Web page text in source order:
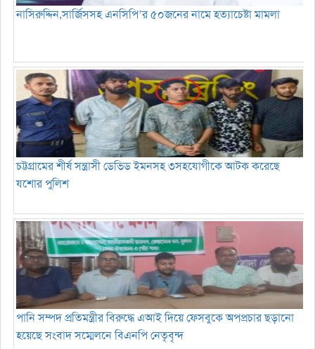
নাসিরুদ্দিন,সার্জিসসহ এনসিপি’র ৫০জনের নামে হত্যাচেষ্টা মামলা
চট্টগ্রামের শীর্ষ সন্ত্রাসী ডেভিড ইমনসহ ৩সহযোগীকে আটক করেছে
যশোর পুলিশ
পানি সম্পদ প্রতিমন্ত্রীর বিরুদ্ধে এআই দিয়ে ফেসবুকে অপপ্রচার ছড়ানো
হয়েছে সংবাদ সম্মেলনে বিএনপি নেতৃবৃন্দ